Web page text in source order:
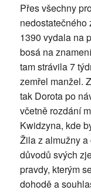
Přes všechny
nedostatečného
1390 vydala na
bosá na
tam strávila 7
zemřel manžel.
tak Dorota po
včetně rozdání
Kwidzyna, kde
Žila z almužny
důvodů svých
pravdy, kterým
dohodě a